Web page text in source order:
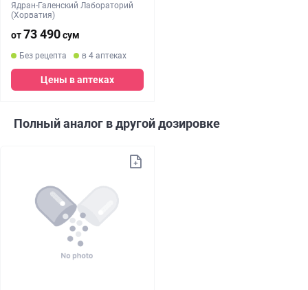
Ядран-Галенский Лабораторий
(Хорватия)
от73 490сум
Без рецепта в 4 аптеках
Цены в аптеках
Полный аналог в другой дозировке